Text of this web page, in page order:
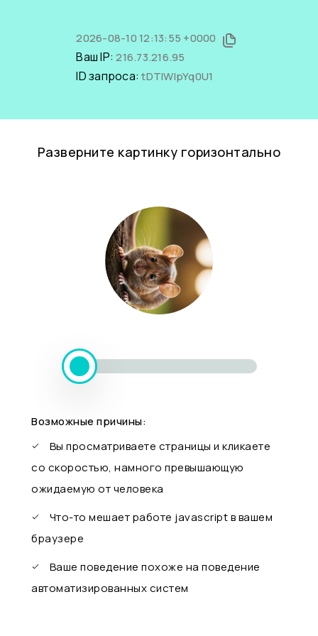
2026-08-10 12:13:55 +0000
Ваш IP:216.73.216.95
ID запроса:tDTlWIpYq0U1
Разверните картинку горизонтально
Возможные причины:
Вы просматриваете страницы и кликаете
со скоростью, намного превышающую
ожидаемую от человека
Что-то мешает работе javascript в вашем
браузере
Ваше поведение похоже на поведение
автоматизированных систем